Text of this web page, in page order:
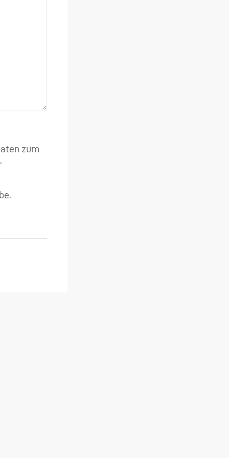
zum